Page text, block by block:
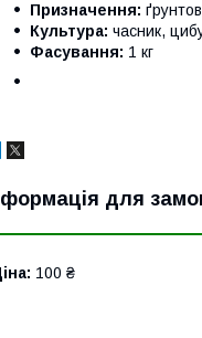
Призначення:
Культура: часник,
Фасування: 1 кг
для
100 ₴